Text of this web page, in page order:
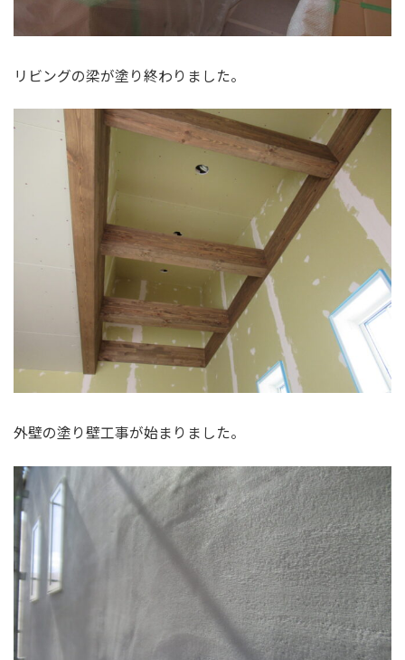
リビングの梁が塗り終わりました。
外壁の塗り壁工事が始まりました。